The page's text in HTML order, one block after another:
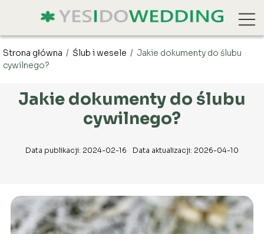
Strona główna / Ślub i wesele / Jakie dokumenty do ślubu
cywilnego?
Jakie dokumenty do ślubu
cywilnego?
Data publikacji: 2024-02-16 Data aktualizacji: 2026-04-10